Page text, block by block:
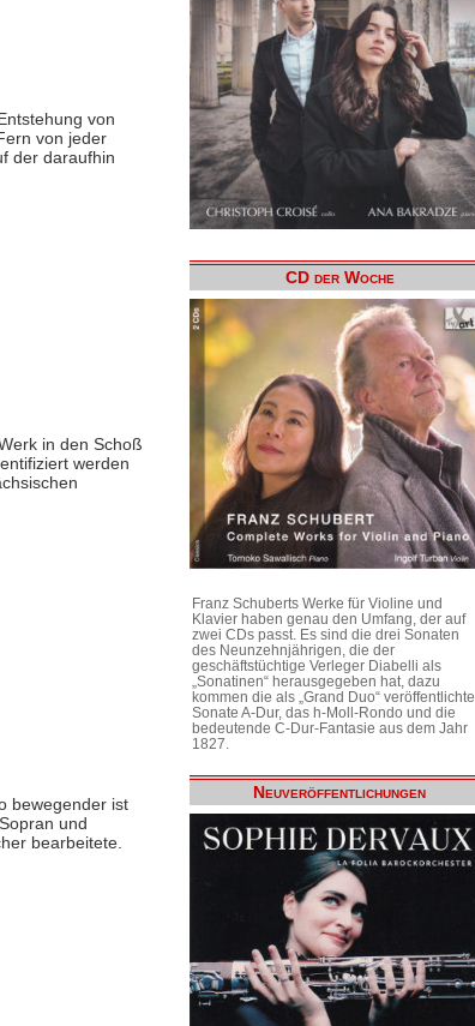
von
von jeder
der daraufhin
in den Schoß
werden
bewegender ist
und
bearbeitete.
CD der Woche
Franz Schuberts Werke für Violine und
Klavier haben genau den Umfang, der auf
zwei CDs passt. Es sind die drei Sonaten
des Neunzehnjährigen, die der
geschäftstüchtige Verleger Diabelli als
„Sonatinen“ herausgegeben hat, dazu
kommen die als „Grand Duo“ veröffentlichte
Sonate A-Dur, das h-Moll-Rondo und die
bedeutende C-Dur-Fantasie aus dem Jahr
1827.
Neuveröffentlichungen